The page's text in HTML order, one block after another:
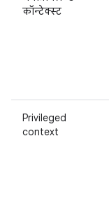
कॉन्टेक्स्ट
Privileged
context